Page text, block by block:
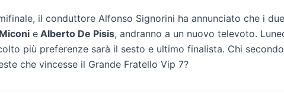
il conduttore Alfonso Signorini ha annunciato che i due
e Alberto De Pisis, andranno a un nuovo televoto.
più preferenze sarà il sesto e ultimo finalista. Chi
che vincesse il Grande Fratello Vip 7?